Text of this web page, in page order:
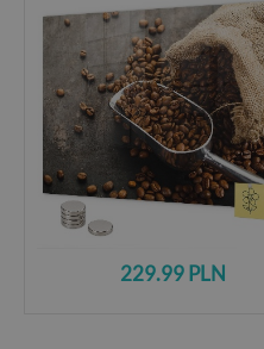
229.99 PLN